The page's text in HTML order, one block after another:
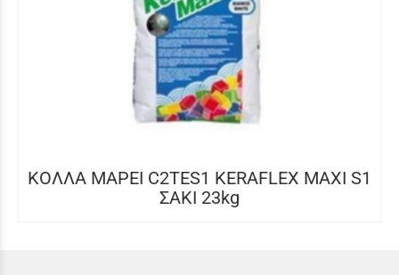
ΚΟΛΛΑ MAPEI C2TES1 KERAFLEX MAXI S1
ΣΑΚΙ 23kg